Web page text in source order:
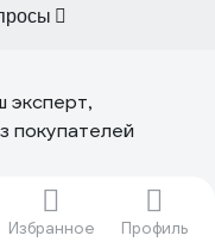
Избранное Профиль
эксперт,
покупателей